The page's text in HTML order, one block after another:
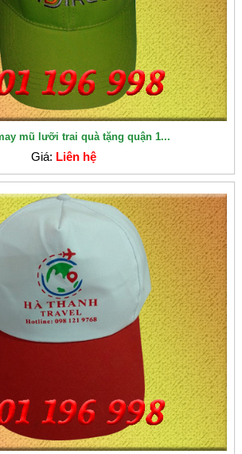
mũ lưỡi trai quà tặng quận 1...
Giá: Liên hệ